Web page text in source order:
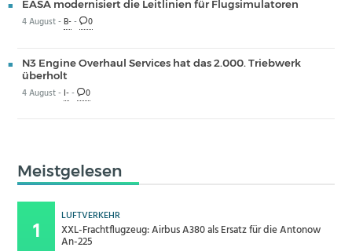
EASA modernisiert die Leitlinien für Flugsimulatoren
4 August -B-- 0
N3 Engine Overhaul Services hat das 2.000. Triebwerk
überholt
4 August - I-- 0
Meistgelesen
LUFTVERKEHR
XXL-Frachtflugzeug: Airbus A380 als Ersatz für die Antonow
An-225